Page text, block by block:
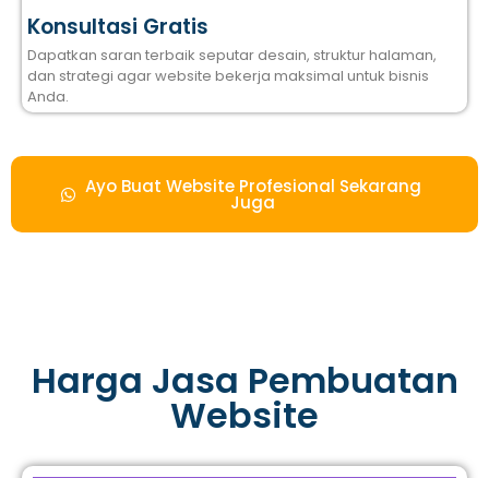
Konsultasi Gratis
Dapatkan saran terbaik seputar desain, struktur halaman,
dan strategi agar website bekerja maksimal untuk bisnis
Anda.
Ayo Buat Website Profesional Sekarang
Juga
Harga Jasa Pembuatan
Website